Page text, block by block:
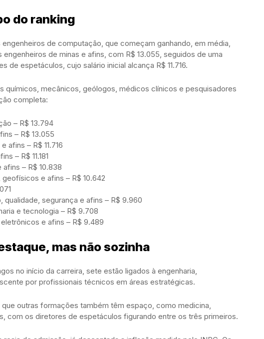
do ranking
de computação, que começam ganhando, em média,
engenheiros de minas e afins, com R$ 13.055, seguidos de uma
de espetáculos, cujo salário inicial alcança R$ 11.716.
químicos, mecânicos, geólogos, médicos clínicos e pesquisadores
completa:
– R$ 13.794
– R$ 13.055
afins – R$ 11.716
– R$ 11.181
– R$ 10.838
e afins – R$ 10.642
qualidade, segurança e afins – R$ 9.960
e tecnologia – R$ 9.708
e afins – R$ 9.489
mas não sozinha
no início da carreira, sete estão ligados à engenharia,
por profissionais técnicos em áreas estratégicas.
outras formações também têm espaço, como medicina,
com os diretores de espetáculos figurando entre os três primeiros.